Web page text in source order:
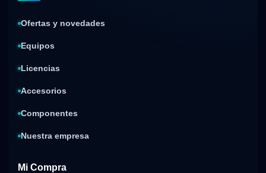
Ofertas y novedades
Equipos
Licencias
Accesorios
Componentes
Nuestra empresa
Mi Compra